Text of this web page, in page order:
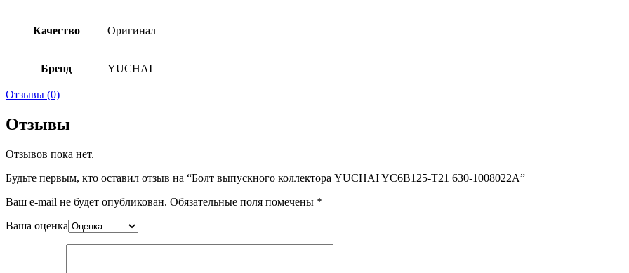
Качество Оригинал
Бренд YUCHAI
Отзывы (0)
Отзывы
Отзывов пока нет.
Будьте первым, кто оставил отзыв на “Болт выпускного коллектора YUCHAI YC6B125-T21 630-1008022A”
Ваш e-mail не будет опубликован. Обязательные поля помечены *
Ваша оценка